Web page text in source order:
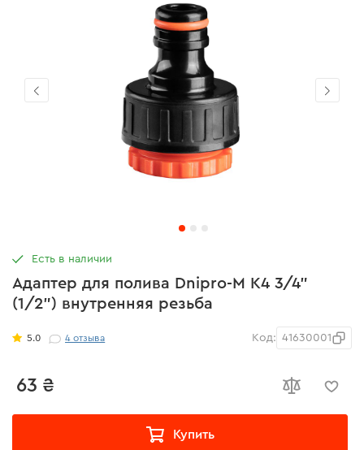
Адаптер для полива Dnipro-M К4 3/4"
(1/2") внутренняя резьба
5.0 4отзыва Код: 41630001
63 ₴
Купить
Есть в наличии